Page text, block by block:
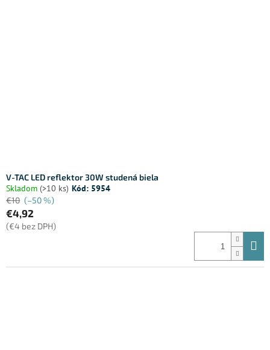
V-TAC LED reflektor 30W studená biela
Skladom (>10 ks) Kód: 5954
€10 (–50 %)
€4,92
(€4 bez DPH)